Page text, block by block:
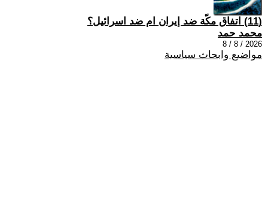
(11) اتفاق مكّة ضد إيران ام ضد اسرائيل؟
محمد حمد
2026 / 8 / 8
مواضيع وابحاث سياسية